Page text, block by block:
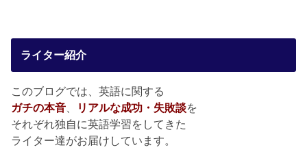
ライター紹介
このブログでは、英語に関する
ガチの本音
リアルな成功・失敗談を
それぞれ独自に英語学習をしてきた
ライター達がお届けしています。